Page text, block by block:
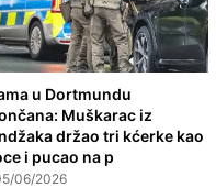
u Dortmundu
Muškarac iz
držao tri kćerke kao
i pucao na p
06/2026